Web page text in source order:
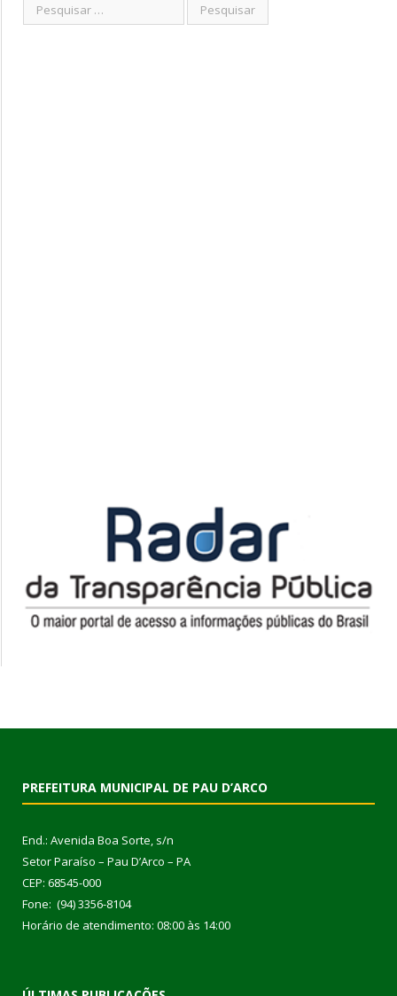
PREFEITURA MUNICIPAL DE PAU D’ARCO
End.: Avenida Boa Sorte, s/n
Setor Paraíso – Pau D’Arco – PA
CEP: 68545-000
Fone: (94) 3356-8104
Horário de atendimento: 08:00 às 14:00